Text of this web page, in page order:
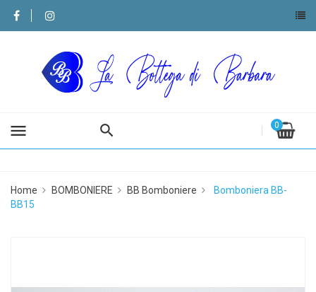
menu 0
Home BOMBONIERE BB Bomboniere
Bomboniera BB-
BB15